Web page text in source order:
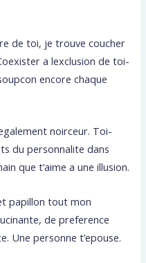
de toi, je trouve coucher
a lexclusion de toi-
encore chaque
noirceur. Toi-
du personnalite dans
que t’aime a une illusion.
papillon tout mon
de preference
Une personne t’epouse.